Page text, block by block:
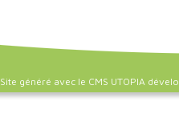
Site généré avec le CMS UTOPIA